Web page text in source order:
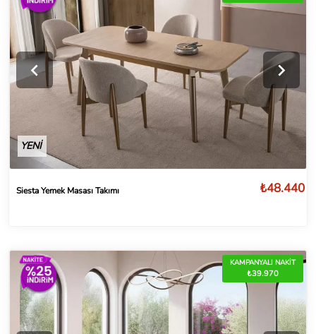
YENİ
Siesta Yemek Masası Takımı ₺48.440
KAMPANYALI NAKİT
₺39.970